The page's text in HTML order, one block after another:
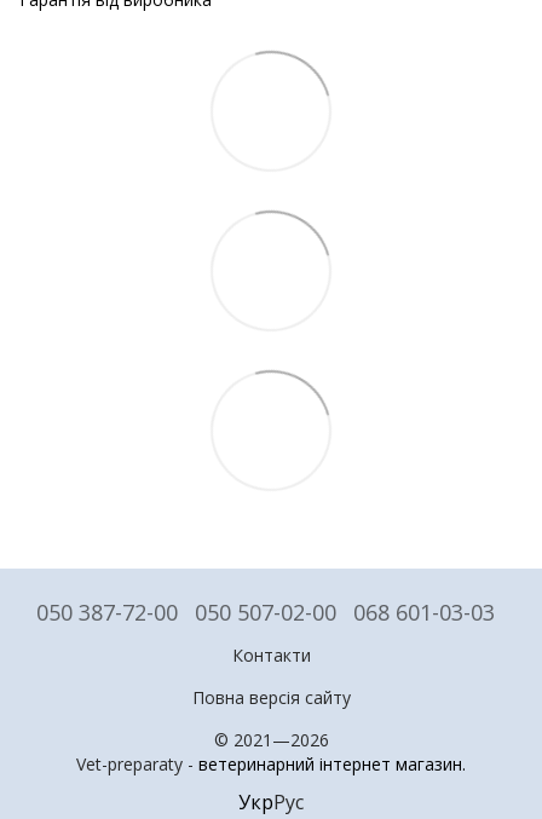
050 387-72-00 050 507-02-00 068 601-03-03
Контакти
Повна версія сайту
© 2021—2026
Vet-preparaty - ветеринарний інтернет магазин.
УкрРус